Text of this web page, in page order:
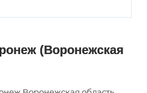
(Воронежская